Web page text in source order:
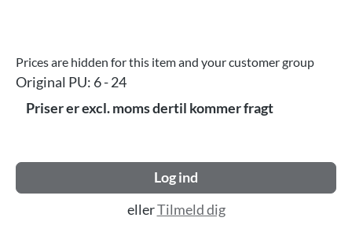
Prices are hidden for this item and your customer group
Original PU: 6 - 24
Priser er excl. moms dertil kommer fragt
Log ind
ellerTilmeld dig